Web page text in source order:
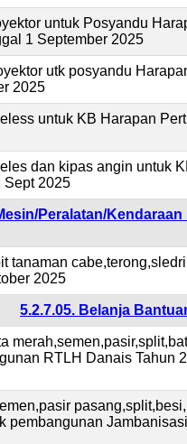
untuk Posyandu
1 September 2025
utk posyandu
2025
untuk KB Harapan
dan kipas angin untuk
Sept 2025
Peralatan/
tanaman
2025
5.2.7.05. Belanja
RTLH Danais Tahun
pembangunan